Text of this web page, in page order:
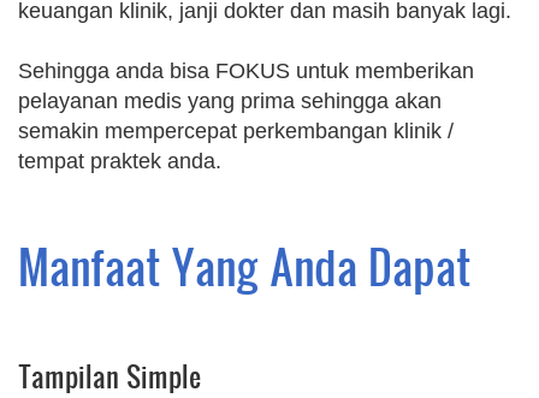
keuangan klinik, janji dokter dan masih banyak lagi.
Sehingga anda bisa FOKUS untuk memberikan
pelayanan medis yang prima sehingga akan
semakin mempercepat perkembangan klinik /
tempat praktek anda.
Manfaat Yang Anda Dapat
Tampilan Simple